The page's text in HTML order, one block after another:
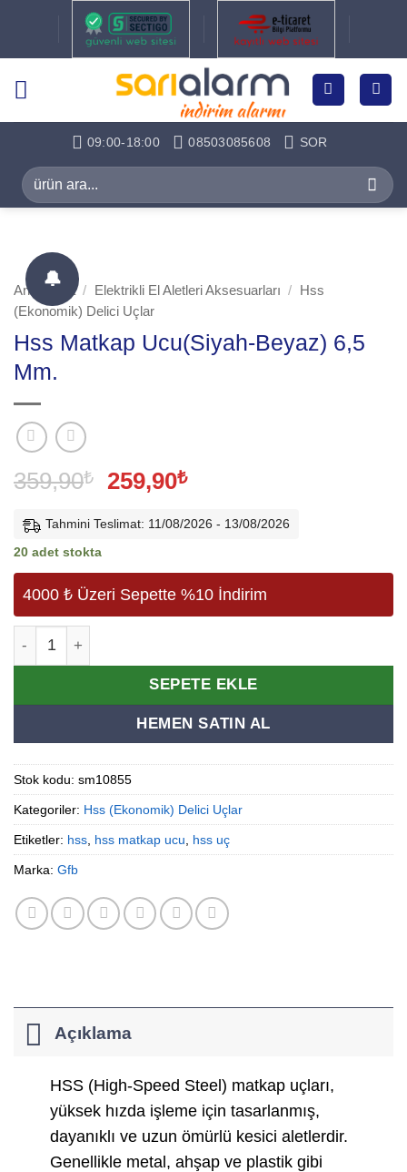
09:00-18:00 08503085608 SOR
Ara:
🔔
Ana Sayfa / Elektrikli El Aletleri Aksesuarları / Hss
(Ekonomik) Delici Uçlar
Hss Matkap Ucu(Siyah-Beyaz) 6,5
Mm.
359,90₺
Orijinal
359,90₺.
259,90₺Şu
fiyat:
Tahmini Teslimat: 11/08/2026 - 13/08/2026
20 adet stokta
4000 ₺ Üzeri Sepette %10 İndirim
Hss Matkap Ucu(Siyah-Beyaz) 6,5 Mm. adet
SEPETE EKLE
HEMEN SATIN AL
Alternative:
Stok kodu: sm10855
Kategoriler: Hss (Ekonomik) Delici Uçlar
Etiketler: hss hss matkap ucu hss uç
Marka: Gfb
Açıklama
HSS (High-Speed Steel) matkap uçları,
yüksek hızda işleme için tasarlanmış,
dayanıklı ve uzun ömürlü kesici aletlerdir.
Genellikle metal, ahşap ve plastik gibi